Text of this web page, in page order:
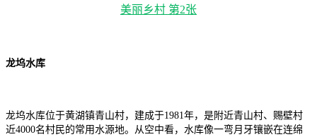
龙坞水库
龙坞水库位于黄湖镇青山村，建成于1981年，是附近青山村、赐壁村
近4000名村民的常用水源地。从空中看，水库像一弯月牙镶嵌在连绵